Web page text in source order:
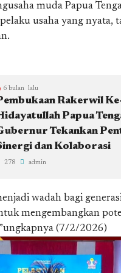
muda Papua
usaha yang nyata,
6 bulan lalu
Rakerwil
Papua
Tekankan
dan Kolaborasi
278 admin
wadah bagi
mengembangkan
(7/2/2026)